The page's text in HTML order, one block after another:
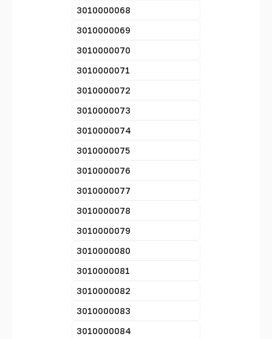
3010000068
3010000069
3010000070
3010000071
3010000072
3010000073
3010000074
3010000075
3010000076
3010000077
3010000078
3010000079
3010000080
3010000081
3010000082
3010000083
3010000084